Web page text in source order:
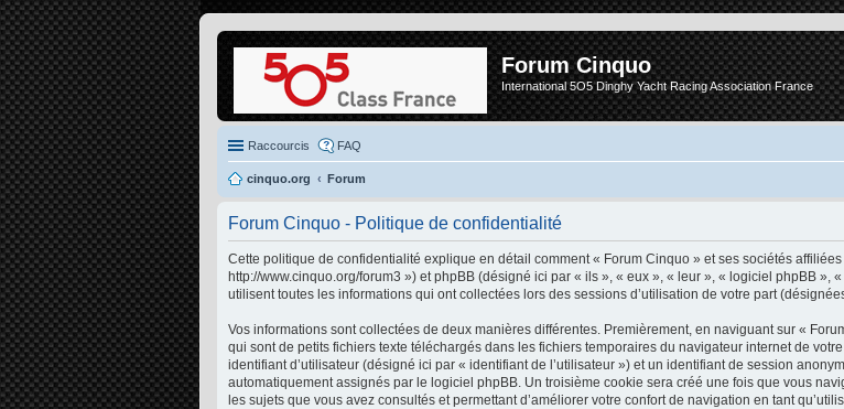
Forum Cinquo
International 5O5 Dinghy Yacht Racing Association France
Raccourcis FAQ
cinquo.org Forum
Forum Cinquo - Politique de confidentialité
Cette politique de confidentialité explique en détail comment « Forum Cinquo » et ses sociétés
http://www.cinquo.org/forum3 ») et phpBB (désigné ici par « ils », « eux », « leur », « logiciel phpBB »,
utilisent toutes les informations qui ont collectées lors des sessions d’utilisation de votre part
Vos informations sont collectées de deux manières différentes. Premièrement, en naviguant sur «
qui sont de petits fichiers texte téléchargés dans les fichiers temporaires du navigateur internet de
identifiant d’utilisateur (désigné ici par « identifiant de l’utilisateur ») et un identifiant de session
automatiquement assignés par le logiciel phpBB. Un troisième cookie sera créé une fois que vous
les sujets que vous avez consultés et permettant d’améliorer votre confort de navigation en tant